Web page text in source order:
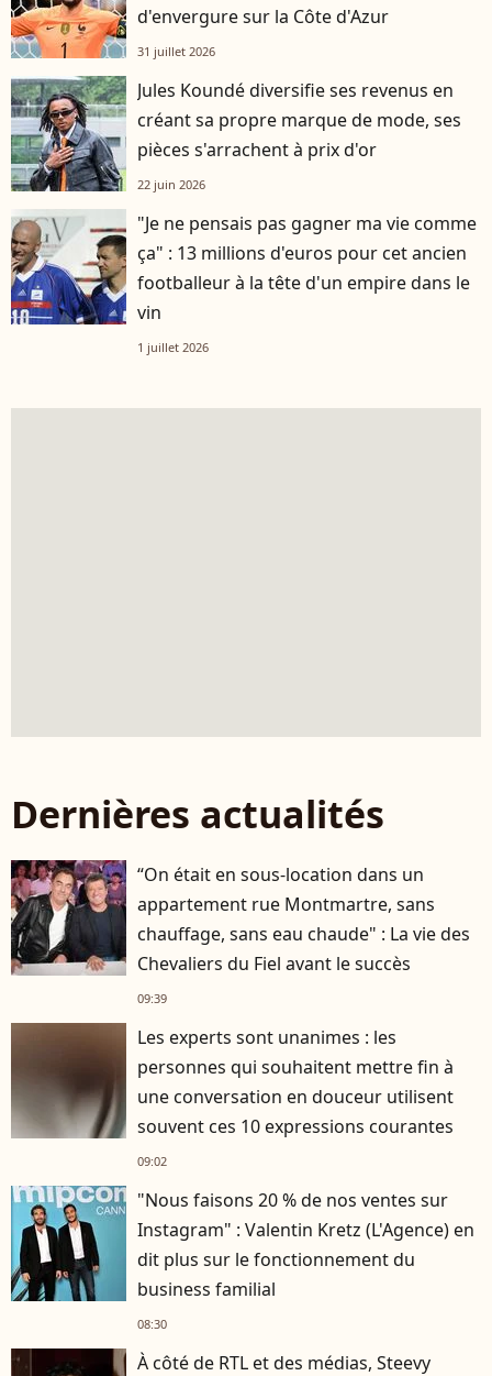
d'envergure sur la Côte d'Azur
31 juillet 2026
Jules Koundé diversifie ses revenus en
créant sa propre marque de mode, ses
pièces s'arrachent à prix d'or
22 juin 2026
"Je ne pensais pas gagner ma vie comme
ça" : 13 millions d'euros pour cet ancien
footballeur à la tête d'un empire dans le
vin
1 juillet 2026
Dernières actualités
“On était en sous-location dans un
appartement rue Montmartre, sans
chauffage, sans eau chaude" : La vie des
Chevaliers du Fiel avant le succès
09:39
Les experts sont unanimes : les
personnes qui souhaitent mettre fin à
une conversation en douceur utilisent
souvent ces 10 expressions courantes
09:02
"Nous faisons 20 % de nos ventes sur
Instagram" : Valentin Kretz (L'Agence) en
dit plus sur le fonctionnement du
business familial
08:30
À côté de RTL et des médias, Steevy